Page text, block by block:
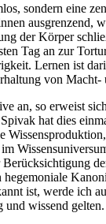
sondern eine
ausgrenzend,
der Körper
Tag an zur
Lernen ist
von Macht-
an, so erweist
hat dies
ist, werde ich
wissend